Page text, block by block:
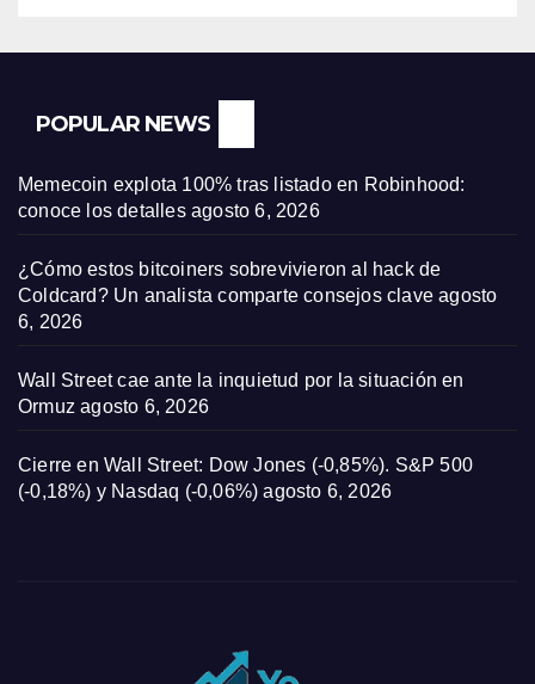
POPULAR NEWS
Memecoin explota 100% tras listado en Robinhood:
conoce los detalles agosto 6, 2026
¿Cómo estos bitcoiners sobrevivieron al hack de
Coldcard? Un analista comparte consejos clave agosto
6, 2026
Wall Street cae ante la inquietud por la situación en
Ormuz agosto 6, 2026
Cierre en Wall Street: Dow Jones (-0,85%). S&P 500
(-0,18%) y Nasdaq (-0,06%) agosto 6, 2026